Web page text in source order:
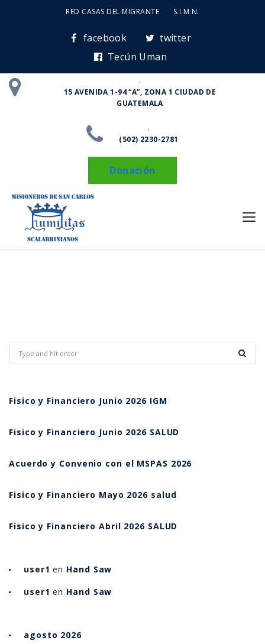
RED CASAS DEL MIGRANTE S.I.M.N.
facebook
twitter
Tecún Uman
.
15 AVENIDA 1-94 “A”, ZONA 1 CIUDAD DE
GUATEMALA
.
(502) 2230-2781
Donación
Fisico y Financiero Junio 2026 IGM
Fisico y Financiero Junio 2026 SALUD
Acuerdo y Convenio con el MSPAS 2026
Fisico y Financiero Mayo 2026 salud
Fisico y Financiero Abril 2026 SALUD
user1 en Hand Saw
user1 en Hand Saw
agosto 2026